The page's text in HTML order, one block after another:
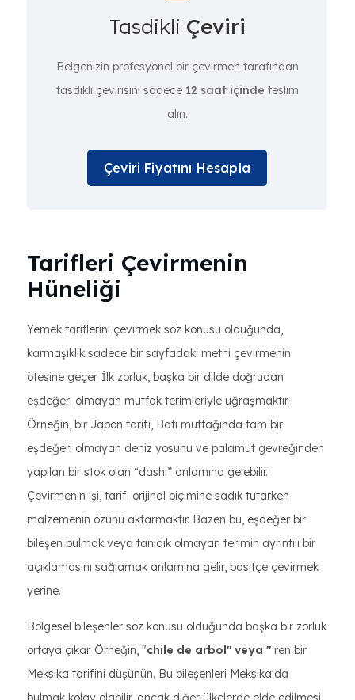
Tasdikli Çeviri
Belgenizin profesyonel bir çevirmen tarafından
tasdikli çevirisini sadece 12 saat içinde teslim
alın.
Çeviri Fiyatını Hesapla
Tarifleri Çevirmenin
Hüneliği
Yemek tariflerini çevirmek söz konusu olduğunda,
karmaşıklık sadece bir sayfadaki metni çevirmenin
ötesine geçer. İlk zorluk, başka bir dilde doğrudan
eşdeğeri olmayan mutfak terimleriyle uğraşmaktır.
Örneğin, bir Japon tarifi, Batı mutfağında tam bir
eşdeğeri olmayan deniz yosunu ve palamut gevreğinden
yapılan bir stok olan “dashi” anlamına gelebilir.
Çevirmenin işi, tarifi orijinal biçimine sadık tutarken
malzemenin özünü aktarmaktır. Bazen bu, eşdeğer bir
bileşen bulmak veya tanıdık olmayan terimin ayrıntılı bir
açıklamasını sağlamak anlamına gelir, basitçe çevirmek
yerine.
Bölgesel bileşenler söz konusu olduğunda başka bir zorluk
ortaya çıkar. Örneğin, "chile de arbol" veya " ren bir
Meksika tarifini düşünün. Bu bileşenleri Meksika'da